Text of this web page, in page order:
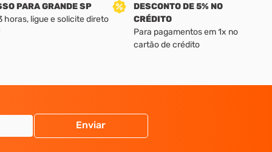
PARA GRANDE SP
horas, ligue e solicite direto
DESCONTO DE 5% NO
CRÉDITO
Para pagamentos em 1x no
cartão de crédito
Enviar